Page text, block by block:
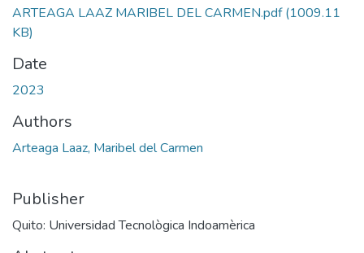
ARTEAGA LAAZ MARIBEL DEL CARMEN.pdf(1009.11
KB)
Date
2023
Authors
Arteaga Laaz, Maribel del Carmen
Publisher
Quito: Universidad Tecnològica Indoamèrica